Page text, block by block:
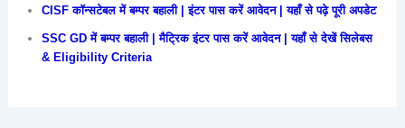
CISF कॉन्सटेबल में बम्पर बहाली | इंटर पास करें आवेदन | यहाँ से पढ़े पूरी अपडेट
SSC GD में बम्पर बहाली | मैट्रिक इंटर पास करें आवेदन | यहाँ से देखें सिलेबस
& Eligibility Criteria